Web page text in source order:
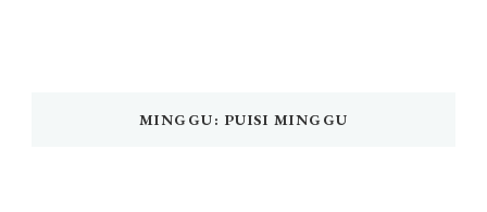
MINGGU: PUISI MINGGU